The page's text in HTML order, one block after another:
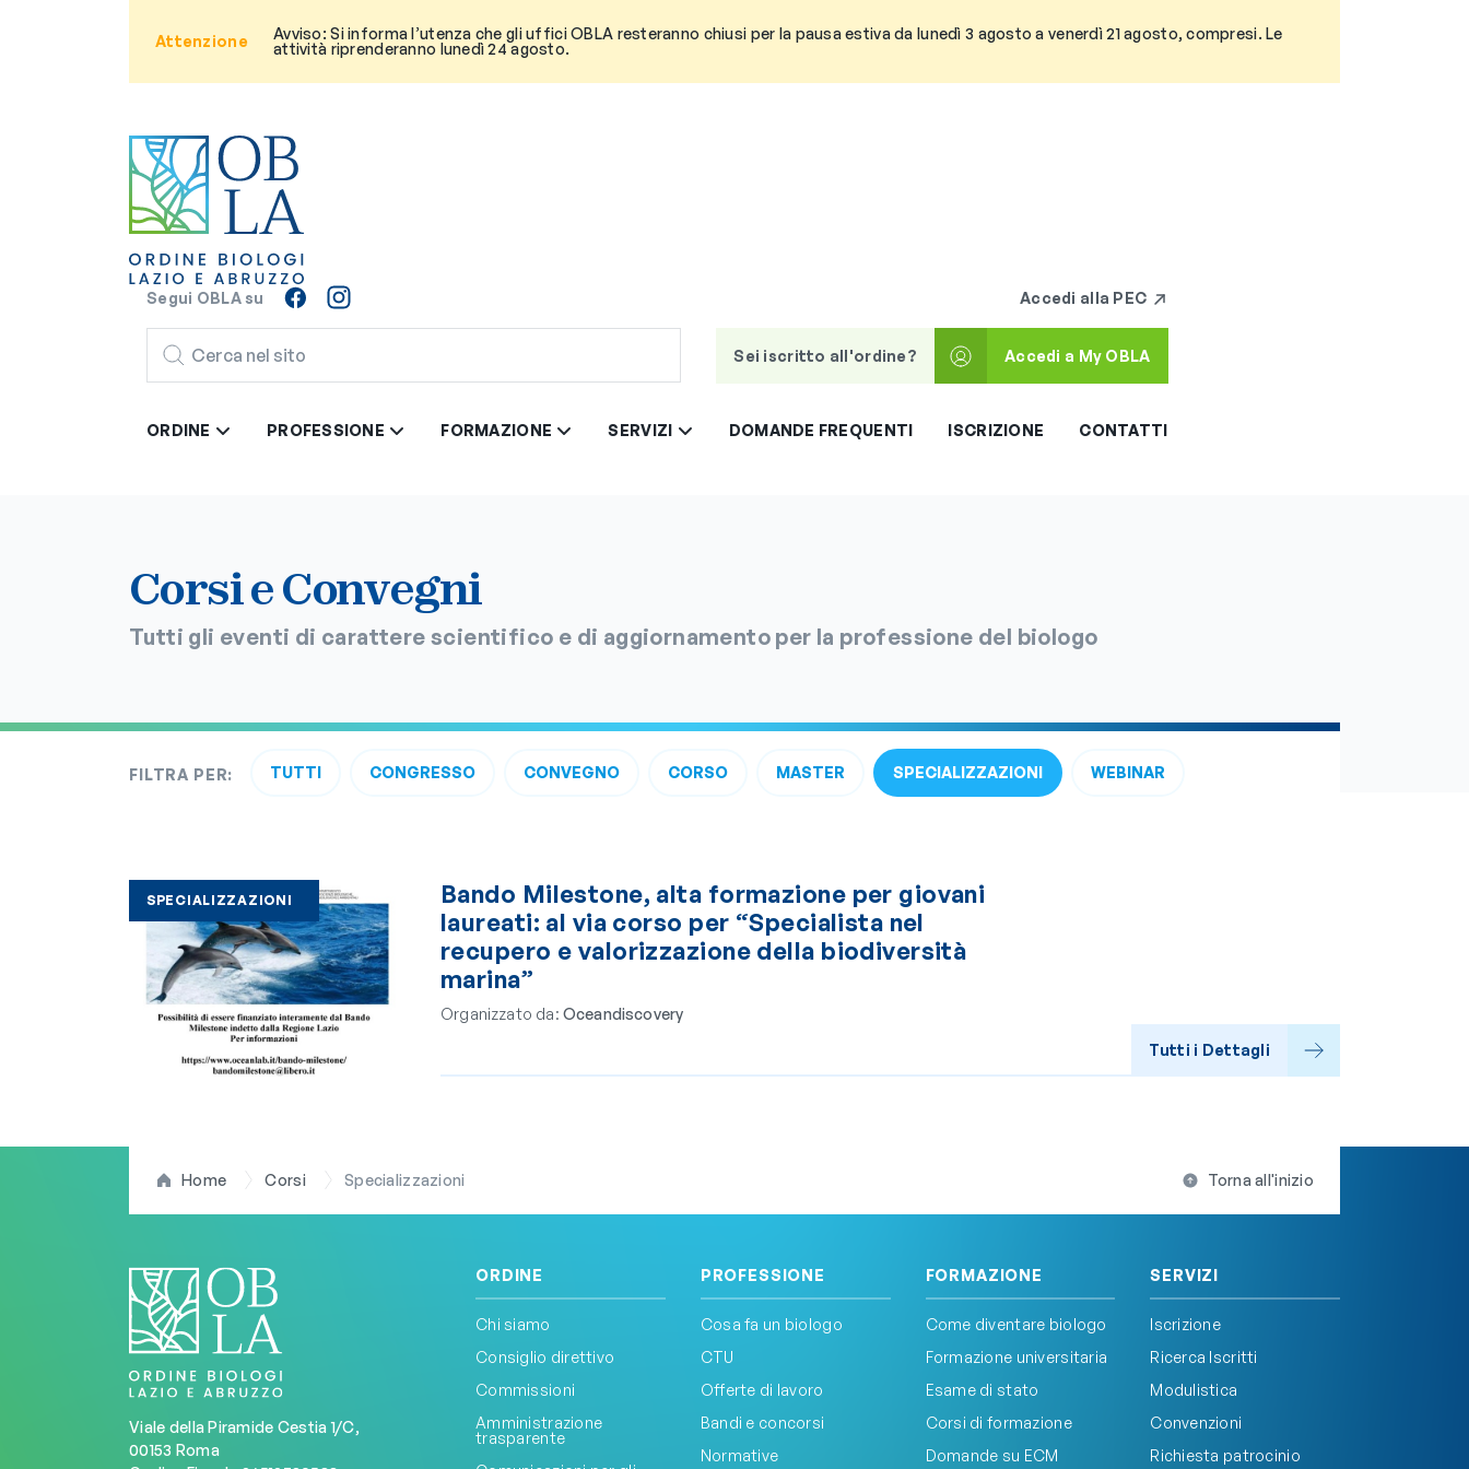
Attenzione
Avviso: Si informa l’utenza che gli uffici OBLA resteranno chiusi per la pausa estiva da lunedì 3 agosto a venerdì 21 agosto, compresi. Le
attività riprenderanno lunedì 24 agosto.
Segui OBLA su Accedi alla PEC
CERCA
Sei iscritto all'ordine?
Accedi a My OBLA
ORDINE PROFESSIONE FORMAZIONE SERVIZI DOMANDE FREQUENTI ISCRIZIONE CONTATTI
Corsi e Convegni
Tutti gli eventi di carattere scientifico e di aggiornamento per la professione del biologo
FILTRA PER: TUTTI CONGRESSO CONVEGNO CORSO MASTER SPECIALIZZAZIONI WEBINAR
SPECIALIZZAZIONI
Bando Milestone, alta formazione per giovani
laureati: al via corso per “Specialista nel
recupero e valorizzazione della biodiversità
marina”
Organizzato da: Oceandiscovery
Tutti i Dettagli
Home Corsi Specializzazioni Torna all'inizio
Viale della Piramide Cestia 1/C,
00153 Roma
ORDINE
Chi siamo
Consiglio direttivo
Commissioni
Amministrazione
trasparente
PROFESSIONE
Cosa fa un biologo
CTU
Offerte di lavoro
Bandi e concorsi
Normative
FORMAZIONE
Come diventare biologo
Formazione universitaria
Esame di stato
Corsi di formazione
Domande su ECM
SERVIZI
Iscrizione
Ricerca Iscritti
Modulistica
Convenzioni
Richiesta patrocinio